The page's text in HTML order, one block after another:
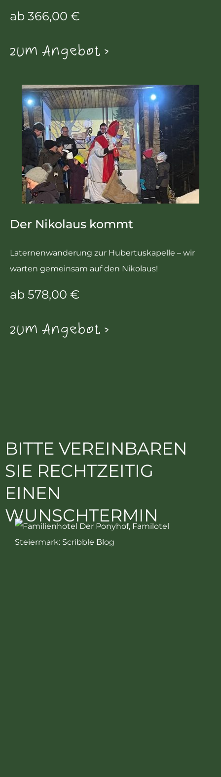
ab 366,00 €
zum Angebot >
Der Nikolaus kommt
Laternenwanderung zur Hubertuskapelle – wir
warten gemeinsam auf den Nikolaus!
ab 578,00 €
zum Angebot >
BITTE VEREINBAREN
SIE RECHTZEITIG
EINEN
WUNSCHTERMIN